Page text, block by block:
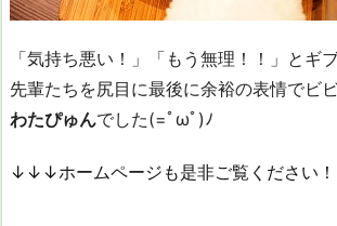
「気持ち悪い！」「もう無理！！」とギ
先輩たちを尻目に最後に余裕の表情でビ
わたぴゅんでした(=ﾟωﾟ)ﾉ
↓↓↓ホームページも是非ご覧ください！